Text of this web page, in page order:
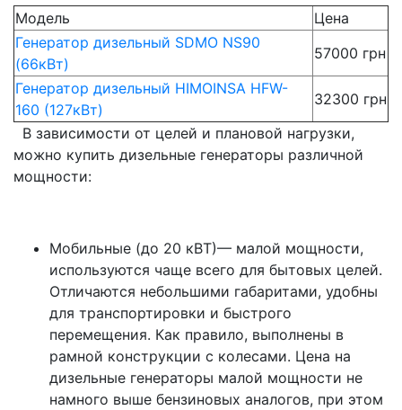
Модель
Цена
Генератор дизельный SDMO NS90
(66кВт)
57000 грн
Генератор дизельный HIMOINSA HFW-
160 (127кВт)
32300 грн
В зависимости от целей и плановой нагрузки,
можно купить дизельные генераторы различной
мощности:
Мобильные (до 20 кВТ)— малой мощности,
используются чаще всего для бытовых целей.
Отличаются небольшими габаритами, удобны
для транспортировки и быстрого
перемещения. Как правило, выполнены в
рамной конструкции с колесами. Цена на
дизельные генераторы малой мощности не
намного выше бензиновых аналогов, при этом